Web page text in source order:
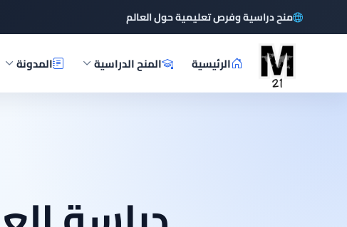
منح دراسية وفرص تعليمية حول العالم
الرئيسية المنح الدراسية المدونة